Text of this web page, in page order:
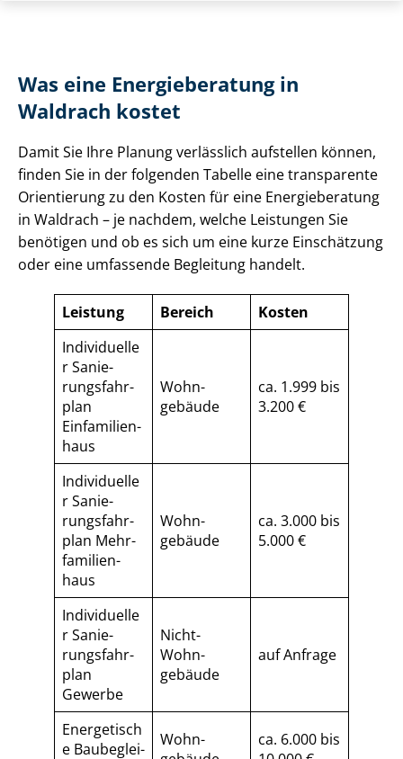
Was eine Energieberatung in
Waldrach kostet
Damit Sie Ihre Planung verlässlich aufstellen können,
finden Sie in der folgenden Tabelle eine transparente
Orientierung zu den Kosten für eine Energieberatung
in Waldrach – je nachdem, welche Leistungen Sie
benötigen und ob es sich um eine kurze Einschätzung
oder eine umfassende Begleitung handelt.
Leistung Bereich
Kosten
Individuelle
r Sa­nie­
rungs­fahr­
plan
Einfamilien­
haus
Wohn­
gebäude
ca. 1.999 bis
3.200 €
Individuelle
r Sa­nie­
rungs­fahr­
plan Mehr­
fa­mi­li­en­
haus
Wohn­
gebäude
ca. 3.000 bis
5.000 €
Individuelle
r Sa­nie­
rungs­fahr­
plan
Gewerbe
Nicht-
Wohn­
gebäude
auf Anfrage
Energetisch
e Baubeglei­
Wohn­
ca. 6.000 bis